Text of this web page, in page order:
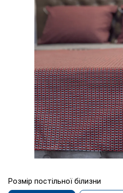
Розмір постільної білизни